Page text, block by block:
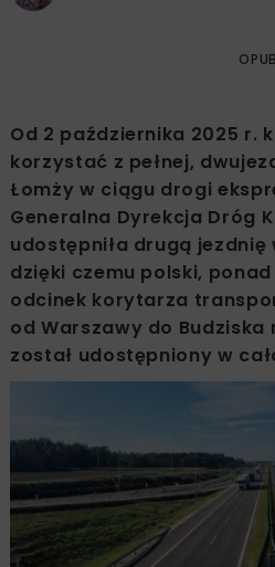
Od 2 października 2025 r.
korzystać z pełnej,
Łomży w ciągu drogi
Generalna Dyrekcja Dróg
udostępniła drugą jezdnię
dzięki czemu polski,
odcinek korytarza
od Warszawy do Budziska
został udostępniony w